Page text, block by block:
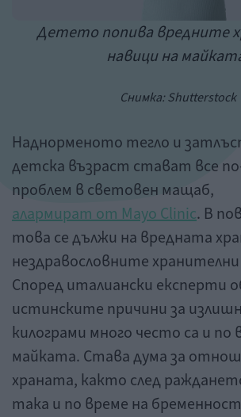
Детето попива вредните
навици на
Снимка: Shutterstock
Наднорменото тегло и
детска възраст стават все
проблем в световен мащаб,
алармират от Mayo Clinic. В
това се дължи на вредната
нездравословните
Според италиански експерти
истинските причини за
килограми много често са и по
майката. Става дума за
храната, както след
така и по време на